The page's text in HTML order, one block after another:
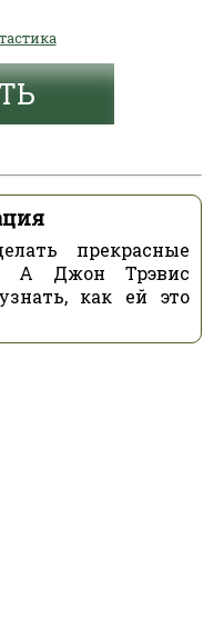
прекрасные
А Джон Трэвис
как ей это